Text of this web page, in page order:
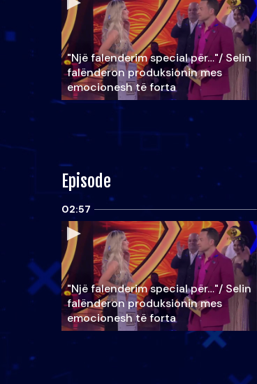
"Një falenderim special për…"/ Selin
falënderon produksionin mes
emocionesh të forta
Episode
02:57
"Një falenderim special për…"/ Selin
falënderon produksionin mes
emocionesh të forta